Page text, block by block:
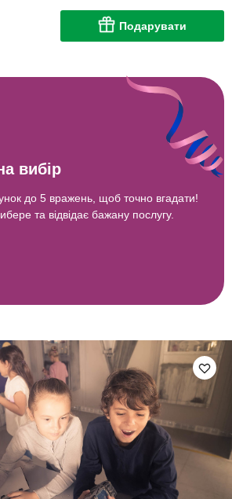
Подарувати
вибір
до 5 вражень, щоб точно вгадати!
та відвідає бажану послугу.